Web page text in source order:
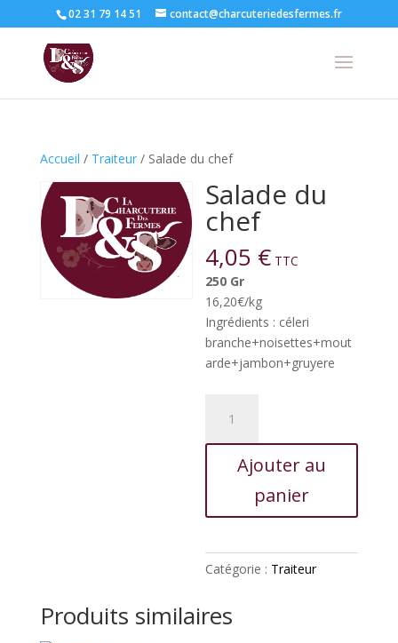
02 31 79 14 51 contact@charcuteriedesfermes.fr
Accueil / Traiteur/ Salade du chef
Salade du
chef
4,05 € TTC
250 Gr
16,20€/kg
Ingrédients : céleri
branche+noisettes+mout
arde+jambon+gruyere
Salade
Ajouter au
panier
Catégorie : Traiteur
Produits similaires